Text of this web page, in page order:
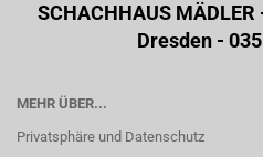
SCHACHHAUS
Dresden -
MEHR ÜBER...
Privatsphäre und Datenschutz